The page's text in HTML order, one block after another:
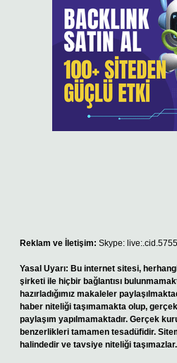
Reklam ve İletişim: Skype:
Yasal Uyarı: Bu internet sitesi,
şirketi ile hiçbir bağlantısı
hazırladığımız makaleler
haber niteliği taşımamakta olup,
paylaşım yapılmamaktadır. Gerçek
benzerlikleri tamamen tesadüfidir.
halindedir ve tavsiye niteliği taşımazlar.